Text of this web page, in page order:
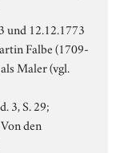
und 12.12.1773
Falbe (1709-
Maler (vgl.
3, S. 29;
den